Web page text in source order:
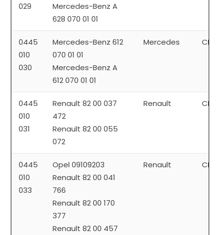
029
Mercedes-Benz A
628 070 01 01
0445
010
030
Mercedes-Benz 612
070 01 01
Mercedes-Benz A
612 070 01 01
Mercedes CP1
0445
010
031
Renault 82 00 037
472
Renault 82 00 055
072
Renault CP3
0445
010
033
Opel 09109203
Renault 82 00 041
766
Renault 82 00 170
377
Renault 82 00 457
Renault CP3